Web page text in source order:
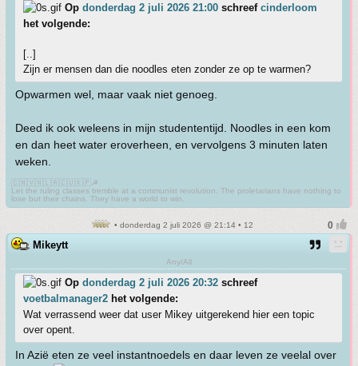
Op donderdag 2 juli 2026 21:00 schreef cinderloom
het volgende:
[..]
Zijn er mensen dan die noodles eten zonder ze op te warmen?
Opwarmen wel, maar vaak niet genoeg.
Deed ik ook weleens in mijn studententijd. Noodles in een kom
en dan heet water eroverheen, en vervolgens 3 minuten laten
weken.
🇨🇳🇻🇳🇱🇦🇨🇺🇰🇵☭
Let the ruling classes tremble at a communist revolution. The proletarians have nothing to
lose but their chains. They have a world to win.
• donderdag 2 juli 2026 @ 21:14 • 12
Mikeytt
Any/All
Op donderdag 2 juli 2026 20:32 schreef
voetbalmanager2 het volgende:
Wat verrassend weer dat user Mikey uitgerekend hier een topic
over opent.
In Azië eten ze veel instantnoedels en daar leven ze veelal over